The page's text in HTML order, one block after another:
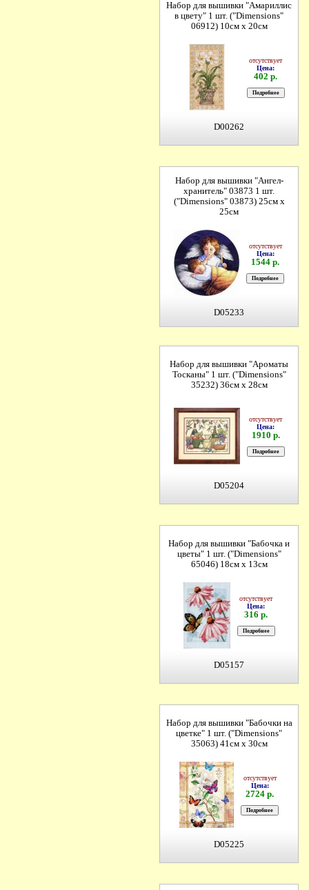
Набор для вышивки "Амариллис
в цвету" 1 шт. ("Dimensions"
06912) 10см х 20см
отсутствует
Цена:
402 р.
D00262
Набор для вышивки "Ангел-
хранитель" 03873 1 шт.
("Dimensions" 03873) 25см х
25см
отсутствует
Цена:
1544 р.
D05233
Набор для вышивки "Ароматы
Тосканы" 1 шт. ("Dimensions"
35232) 36см х 28см
отсутствует
Цена:
1910 р.
D05204
Набор для вышивки "Бабочка и
цветы" 1 шт. ("Dimensions"
65046) 18см х 13см
отсутствует
Цена:
316 р.
D05157
Набор для вышивки "Бабочки на
цветке" 1 шт. ("Dimensions"
35063) 41см х 30см
отсутствует
Цена:
2724 р.
D05225